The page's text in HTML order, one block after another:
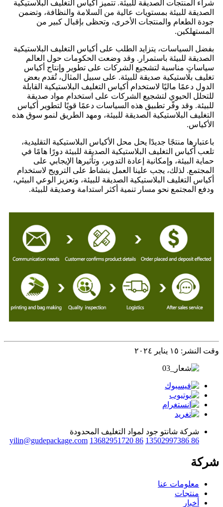
شراء المنتجات الصديقة للبيئة. تتميز أكياس التغليف البلاستيكية
الصديقة للبيئة بمستويات عالية من السلامة والنظافة، وتضمن
جودة الطعام والمنتجات الأخرى، وتحظى بإقبال كبير من
المستهلكين.
بفضل السياسات، يتزايد الطلب على أكياس التغليف البلاستيكية
الصديقة للبيئة باستمرار. وقد وضعت الحكومات حول العالم
سياساتٍ مناسبة لتشجيع الشركات على تطوير وإنتاج أكياس
تغليف بلاستيكية صديقة للبيئة. على سبيل المثال، تُقدم بعض
الدول دعمًا ماليًا لاستخدام أكياس التغليف البلاستيكية القابلة
للتحلل الحيوي لتشجيع الشركات على استخدام مواد صديقة
للبيئة. وقد وفّر تطبيق هذه السياسات دعمًا قويًا لتطوير أكياس
التغليف البلاستيكية الصديقة للبيئة، ومهد الطريق لنمو سوق هذه
الأكياس.
باعتبارها منتجًا جديدًا يحل محل الأكياس البلاستيكية التقليدية،
تلعب أكياس التغليف البلاستيكية الصديقة للبيئة دورًا هامًا في
حماية البيئة، وإمكانية إعادة التدوير، وتأثيرها الإيجابي على
المجتمع. لذلك، يجب علينا العمل بنشاط على الترويج لاستخدام
أكياس التغليف البلاستيكية الصديقة للبيئة، وتعزيز الوعي البيئي،
ودفع المجتمع نحو مسار تنمية أكثر استدامة وصديقة للبيئة.
وقت النشر: ١٥ يناير ٢٠٢٤
شركة شانتو جود لمواد التغليف المحدودة
86 13502997386
86 13682951720
yilin@gudepackage.com
شركة
معلومات عنا
منتجات
أخبار